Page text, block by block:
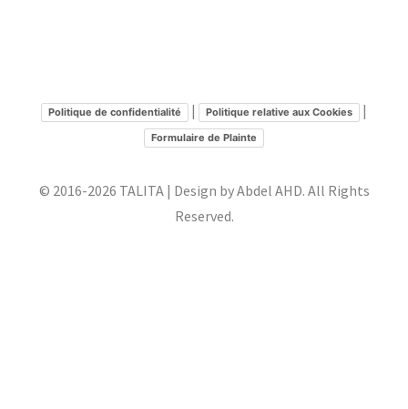
Politique de confidentialité | Politique relative aux Cookies |
Formulaire de Plainte
© 2016-2026 TALITA | Design by Abdel AHD. All Rights
Reserved.